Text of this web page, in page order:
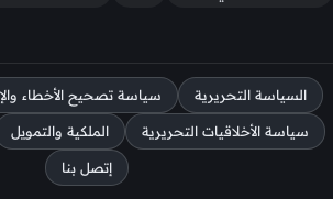
السياسة التحريرية سياسة تصحيح الأخطاء
سياسة الأخلاقيات التحريرية الملكية والتمويل
إتصل بنا